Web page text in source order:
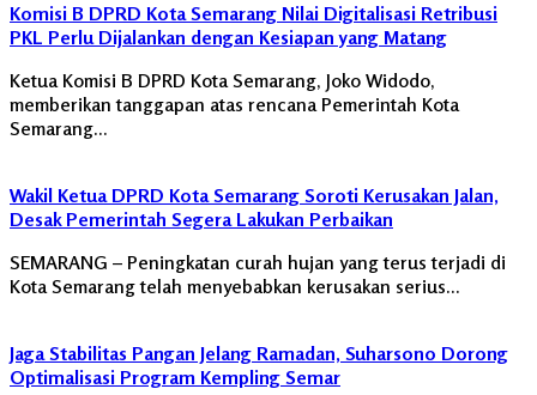
Komisi B DPRD Kota Semarang Nilai Digitalisasi Retribusi
PKL Perlu Dijalankan dengan Kesiapan yang Matang
Ketua Komisi B DPRD Kota Semarang, Joko Widodo,
memberikan tanggapan atas rencana Pemerintah Kota
Semarang…
Wakil Ketua DPRD Kota Semarang Soroti Kerusakan Jalan,
Desak Pemerintah Segera Lakukan Perbaikan
SEMARANG – Peningkatan curah hujan yang terus terjadi di
Kota Semarang telah menyebabkan kerusakan serius…
Jaga Stabilitas Pangan Jelang Ramadan, Suharsono Dorong
Optimalisasi Program Kempling Semar